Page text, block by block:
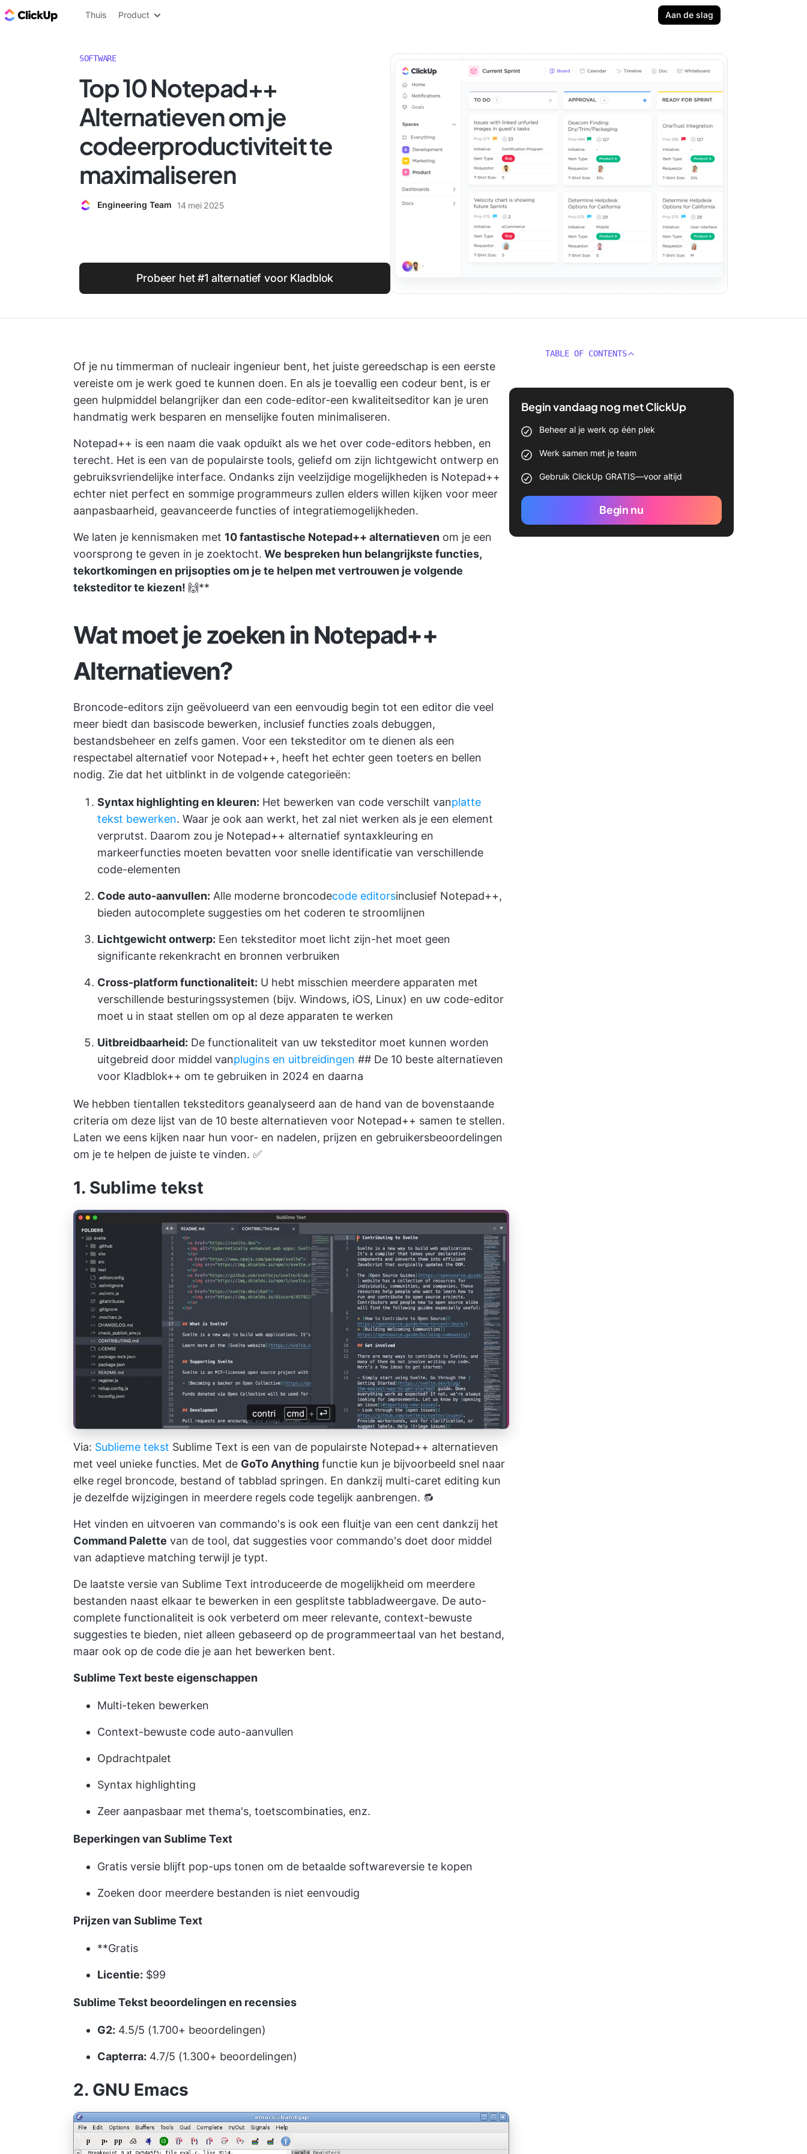
ClickUp Blog
Thuis Product Aan de slag
SOFTWARE
Top 10 Notepad++
Alternatieven om je
codeerproductiviteit te
maximaliseren
Engineering Team 14 mei 2025
Probeer het #1 alternatief voor Kladblok
Of je nu timmerman of nucleair ingenieur bent, het juiste gereedschap is een eerste
vereiste om je werk goed te kunnen doen. En als je toevallig een codeur bent, is er
geen hulpmiddel belangrijker dan een code-editor-een kwaliteitseditor kan je uren
handmatig werk besparen en menselijke fouten minimaliseren.
Notepad++ is een naam die vaak opduikt als we het over code-editors hebben, en
terecht. Het is een van de populairste tools, geliefd om zijn lichtgewicht ontwerp en
gebruiksvriendelijke interface. Ondanks zijn veelzijdige mogelijkheden is Notepad++
echter niet perfect en sommige programmeurs zullen elders willen kijken voor meer
aanpasbaarheid, geavanceerde functies of integratiemogelijkheden.
We laten je kennismaken met 10 fantastische Notepad++ alternatieven om je een
voorsprong te geven in je zoektocht. We bespreken hun belangrijkste functies,
tekortkomingen en prijsopties om je te helpen met vertrouwen je volgende
teksteditor te kiezen! 🙌**
Wat moet je zoeken in Notepad++
Alternatieven?
Broncode-editors zijn geëvolueerd van een eenvoudig begin tot een editor die veel
meer biedt dan basiscode bewerken, inclusief functies zoals debuggen,
bestandsbeheer en zelfs gamen. Voor een teksteditor om te dienen als een
respectabel alternatief voor Notepad++, heeft het echter geen toeters en bellen
nodig. Zie dat het uitblinkt in de volgende categorieën:
Syntax highlighting en kleuren: Het bewerken van code verschilt vanplatte
tekst bewerken. Waar je ook aan werkt, het zal niet werken als je een element
verprutst. Daarom zou je Notepad++ alternatief syntaxkleuring en
markeerfuncties moeten bevatten voor snelle identificatie van verschillende
code-elementen
Code auto-aanvullen: Alle moderne broncodecode editorsinclusief Notepad++,
bieden autocomplete suggesties om het coderen te stroomlijnen
Lichtgewicht ontwerp: Een teksteditor moet licht zijn-het moet geen
significante rekenkracht en bronnen verbruiken
Cross-platform functionaliteit: U hebt misschien meerdere apparaten met
verschillende besturingssystemen (bijv. Windows, iOS, Linux) en uw code-editor
moet u in staat stellen om op al deze apparaten te werken
Uitbreidbaarheid: De functionaliteit van uw teksteditor moet kunnen worden
uitgebreid door middel vanplugins en uitbreidingen ## De 10 beste alternatieven
voor Kladblok++ om te gebruiken in 2024 en daarna
We hebben tientallen teksteditors geanalyseerd aan de hand van de bovenstaande
criteria om deze lijst van de 10 beste alternatieven voor Notepad++ samen te stellen.
Laten we eens kijken naar hun voor- en nadelen, prijzen en gebruikersbeoordelingen
om je te helpen de juiste te vinden. ✅
1. Sublime tekst
Via: Sublieme tekst Sublime Text is een van de populairste Notepad++ alternatieven
met veel unieke functies. Met de GoTo Anything functie kun je bijvoorbeeld snel naar
elke regel broncode, bestand of tabblad springen. En dankzij multi-caret editing kun
je dezelfde wijzigingen in meerdere regels code tegelijk aanbrengen. 🔂
Het vinden en uitvoeren van commando's is ook een fluitje van een cent dankzij het
Command Palette van de tool, dat suggesties voor commando's doet door middel
van adaptieve matching terwijl je typt.
De laatste versie van Sublime Text introduceerde de mogelijkheid om meerdere
bestanden naast elkaar te bewerken in een gesplitste tabbladweergave. De auto-
complete functionaliteit is ook verbeterd om meer relevante, context-bewuste
suggesties te bieden, niet alleen gebaseerd op de programmeertaal van het bestand,
maar ook op de code die je aan het bewerken bent.
Sublime Text beste eigenschappen
Multi-teken bewerken
Context-bewuste code auto-aanvullen
Opdrachtpalet
Syntax highlighting
Zeer aanpasbaar met thema's, toetscombinaties, enz.
Beperkingen van Sublime Text
Gratis versie blijft pop-ups tonen om de betaalde softwareversie te kopen
Zoeken door meerdere bestanden is niet eenvoudig
Prijzen van Sublime Text
**Gratis
Licentie: $99
Sublime Tekst beoordelingen en recensies
G2: 4.5/5 (1.700+ beoordelingen)
Capterra: 4.7/5 (1.300+ beoordelingen)
2. GNU Emacs
TABLE OF CONTENTS
Begin vandaag nog met ClickUp
Beheer al je werk op één plek
Werk samen met je team
Gebruik ClickUp GRATIS—voor altijd
Begin nu